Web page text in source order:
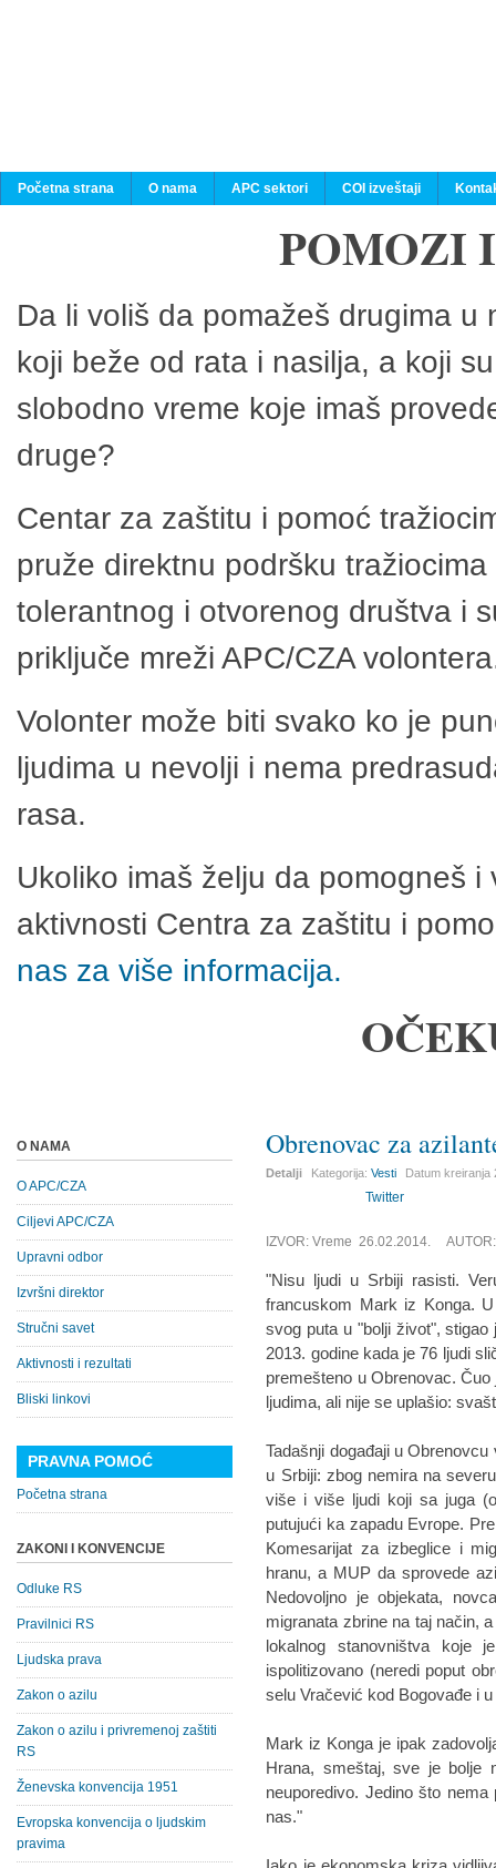
Početna strana O nama APC sektori COI izveštaji
POMOZI
Da li voliš da pomažeš drugima
koji beže od rata i nasilja, a koji
slobodno vreme koje imaš
druge?
Centar za zaštitu i pomoć
pruže direktnu podršku
tolerantnog i otvorenog društva i
priključe mreži APC/CZA
Volonter može biti svako ko je
ljudima u nevolji i nema
rasa.
Ukoliko imaš želju da pomogneš
aktivnosti Centra za zaštitu i
nas za više informacija.
Obrenovac za
Detalji Kategorija:Vesti Datum kreiranja
Twitter
IZVOR: Vreme 26.02.2014.
"Nisu ljudi u Srbiji rasisti.
francuskom Mark iz Konga.
svog puta u "bolji život",
2013. godine kada je 76 ljudi
premešteno u Obrenovac.
ljudima, ali nije se uplašio:
Tadašnji događaji u
u Srbiji: zbog nemira na
više i više ljudi koji sa juga
putujući ka zapadu Evrope.
Komesarijat za izbeglice i
hranu, a MUP da sprovede
Nedovoljno je objekata,
migranata zbrine na taj način,
lokalnog stanovništva koje
ispolitizovano (neredi poput
selu Vračević kod Bogovađe i
Mark iz Konga je ipak
Hrana, smeštaj, sve je bolje
neuporedivo. Jedino što
nas."
O NAMA
O APC/CZA
Ciljevi APC/CZA
Upravni odbor
Izvršni direktor
Stručni savet
Aktivnosti i rezultati
Bliski linkovi
PRAVNA POMOĆ
Početna strana
ZAKONI I KONVENCIJE
Odluke RS
Pravilnici RS
Ljudska prava
Zakon o azilu
Zakon o azilu i privremenoj zaštiti
RS
Ženevska konvencija 1951
Evropska konvencija o ljudskim
pravima